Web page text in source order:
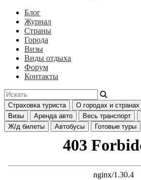
Блог
Журнал
Страны
Города
Визы
Виды отдыха
Форум
Контакты
Страховка туриста О городах и странах
Визы
Аренда авто Весь транспорт
Ж/д билеты
Автобусы Готовые туры